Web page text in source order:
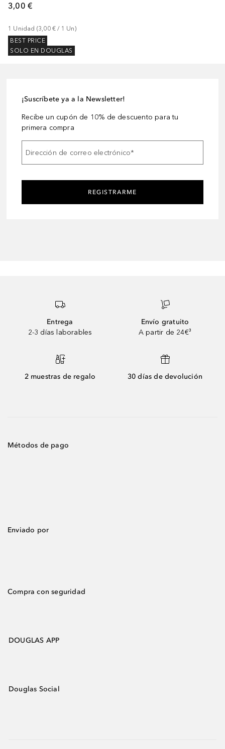
3,00 €
1 Unidad (3,00 € / 1 Un)
BEST PRICE
SOLO EN DOUGLAS
¡Suscríbete ya a la Newsletter!
Recibe un cupón de 10% de descuento para tu
primera compra
Dirección de correo electrónico*
REGISTRARME
Entrega
2-3 días laborables
Envío gratuito
A partir de 24€³
2 muestras de regalo 30 días de devolución
Métodos de pago
Enviado por
Compra con seguridad
DOUGLAS APP
Douglas Social